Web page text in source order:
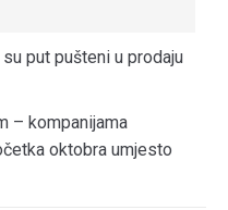
put pušteni u prodaju
– kompanijama
oktobra umjesto